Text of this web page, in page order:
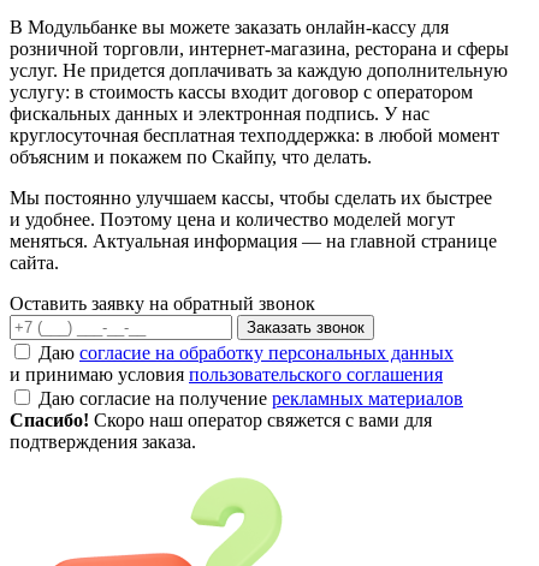
В Модульбанке вы можете заказать онлайн-кассу для
розничной торговли, интернет-магазина, ресторана и сферы
услуг. Не придется доплачивать за каждую дополнительную
услугу: в стоимость кассы входит договор с оператором
фискальных данных и электронная подпись. У нас
круглосуточная бесплатная техподдержка: в любой момент
объясним и покажем по Скайпу, что делать.
Мы постоянно улучшаем кассы, чтобы сделать их быстрее
и удобнее. Поэтому цена и количество моделей могут
меняться. Актуальная информация — на главной странице
сайта.
Оставить заявку на обратный звонок
Заказать звонок
Даю согласие на обработку персональных данных
и принимаю условия пользовательского соглашения
Даю согласие на получение рекламных материалов
Спасибо! Скоро наш оператор свяжется с вами для
подтверждения заказа.